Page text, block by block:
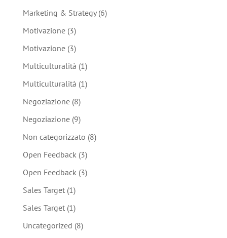
Marketing & Strategy(6)
Motivazione(3)
Motivazione(3)
Multiculturalità (1)
Multiculturalità (1)
Negoziazione(8)
Negoziazione(9)
Non categorizzato (8)
Open Feedback(3)
Open Feedback(3)
Sales Target(1)
Sales Target(1)
Uncategorized (8)